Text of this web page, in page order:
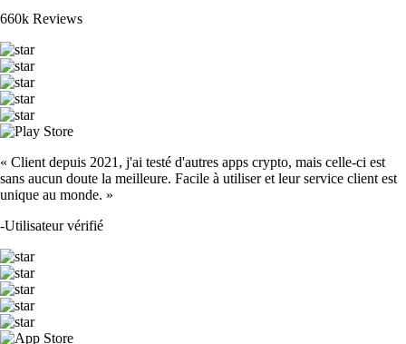
660k Reviews
« Client depuis 2021, j'ai testé d'autres apps crypto, mais celle-ci est
sans aucun doute la meilleure. Facile à utiliser et leur service client est
unique au monde. »
-Utilisateur vérifié